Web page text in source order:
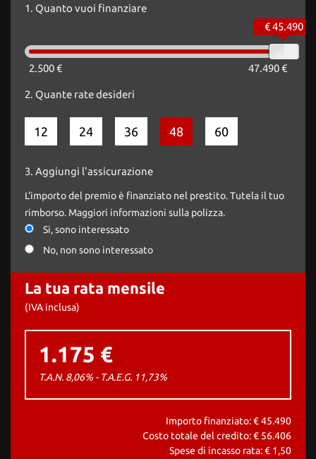
1. Quanto vuoi finanziare
2.500 € 47.490 €
€ 45.490
2. Quante rate desideri
12 24 36 48 60
3. Aggiungi l'assicurazione
L'importo del premio è finanziato nel prestito. Tutela il tuo
rimborso. Maggiori informazioni sulla polizza.
Si, sono interessato
No, non sono interessato
La tua rata mensile
(IVA inclusa)
1.175 €
T.A.N. 8,06% - T.A.E.G. 11,73%
Importo finanziato: €45.490
Costo totale del credito: € 56.406
Spese di incasso rata: € 1,50